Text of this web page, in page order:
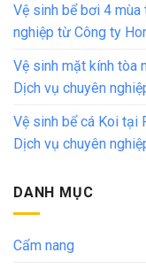
Vệ sinh bể bơi 4
nghiệp từ Công ty
Vệ sinh mặt kính tòa
Dịch vụ chuyên
Vệ sinh bể cá Koi tại
Dịch vụ chuyên
DANH MỤC
Cẩm nang